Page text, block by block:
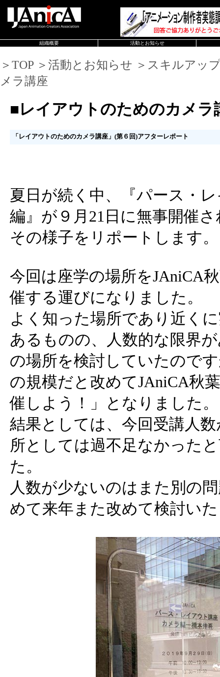
組織概要 活動とお知らせ
＞TOP ＞活動とお知らせ ＞スキルアッ
メラ講座
■レイアウトのためのカメラ
「レイアウトのためのカメラ講座」(第６回)アフターレポート
夏日が続く中、『パース・
編』が９月21日に無事開催
その様子をリポートします。
今回は座学の場所をJAniCA
催する運びになりました。
よく知った場所であり近く
あるものの、人数的な限界
の場所を検討していたので
の規模だと改めてJAniCA秋
催しよう！」となりました。
結果としては、今回受講人
所としては過不足なかった
た。
人数が少ないのはまた別の
めて来年また改めて検討い